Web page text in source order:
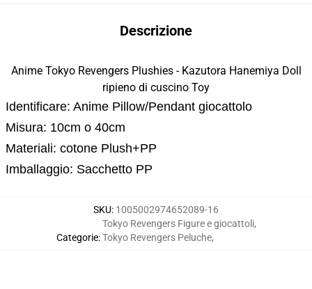
Descrizione
Anime Tokyo Revengers Plushies - Kazutora Hanemiya Doll
ripieno di cuscino Toy
Identificare: Anime Pillow/Pendant giocattolo
Misura: 10cm o 40cm
Materiali: cotone Plush+PP
Imballaggio: Sacchetto PP
SKU: 1005002974652089-16
Categorie:
Tokyo Revengers Figure e giocattoli,
Tokyo Revengers Peluche,